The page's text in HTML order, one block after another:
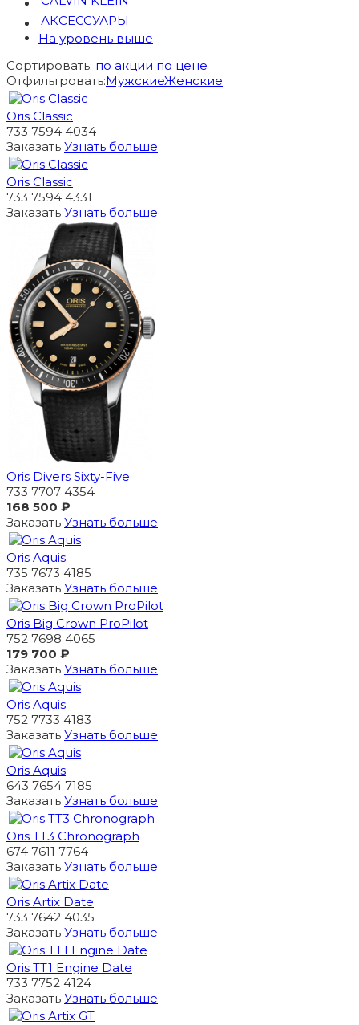
АКСЕССУАРЫ
На уровень выше
Сортировать: по акции по цене
Отфильтровать:МужскиеЖенские
Oris Classic
733 7594 4034
Заказать Узнать больше
Oris Classic
733 7594 4331
Заказать Узнать больше
Oris Divers Sixty-Five
733 7707 4354
168 500 ₽
Заказать Узнать больше
Oris Aquis
735 7673 4185
Заказать Узнать больше
Oris Big Crown ProPilot
752 7698 4065
179 700 ₽
Заказать Узнать больше
Oris Aquis
752 7733 4183
Заказать Узнать больше
Oris Aquis
643 7654 7185
Заказать Узнать больше
Oris TT3 Chronograph
674 7611 7764
Заказать Узнать больше
Oris Artix Date
733 7642 4035
Заказать Узнать больше
Oris TT1 Engine Date
733 7752 4124
Заказать Узнать больше